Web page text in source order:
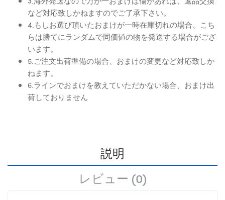
など対応致しかねますのでご了承下さい。
4.もしお選び頂いたおまけが一時在庫切れの場合、こち
らは勝てにランダムで同価値の物を発送する場合がござ
います。
5.ご注文出荷準備の場合、おまけの変更など対応致しか
ねます。
6.ラインでおまけを教えていただかない場合、おまけ出
荷しておりません
説明
レビュー (0)